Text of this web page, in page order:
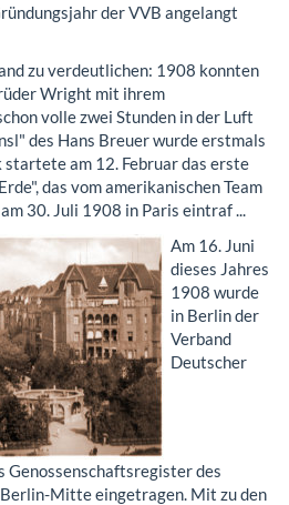
der VVB angelangt
zu verdeutlichen: 1908 konnten
Wright mit ihrem
volle zwei Stunden in der Luft
des Hans Breuer wurde erstmals
startete am 12. Februar das erste
das vom amerikanischen Team
30. Juli 1908 in Paris eintraf ...
Am 16. Juni
dieses Jahres
1908 wurde
in Berlin der
Verband
Deutscher
des
Mitte eingetragen. Mit zu den